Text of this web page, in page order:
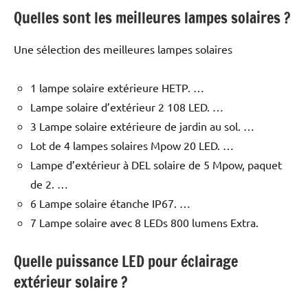
Quelles sont les meilleures lampes solaires ?
Une sélection des meilleures lampes solaires
1 lampe solaire extérieure HETP. …
Lampe solaire d’extérieur 2 108 LED. …
3 Lampe solaire extérieure de jardin au sol. …
Lot de 4 lampes solaires Mpow 20 LED. …
Lampe d’extérieur à DEL solaire de 5 Mpow, paquet
de 2. …
6 Lampe solaire étanche IP67. …
7 Lampe solaire avec 8 LEDs 800 lumens Extra.
Quelle puissance LED pour éclairage
extérieur solaire ?